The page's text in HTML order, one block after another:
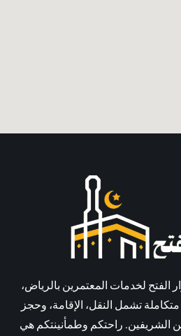
لخدمات المعتمرين بالرياض،
تشمل النقل، الإقامة، وحجز
الشريفين. راحتكم وطمأنينتكم هي